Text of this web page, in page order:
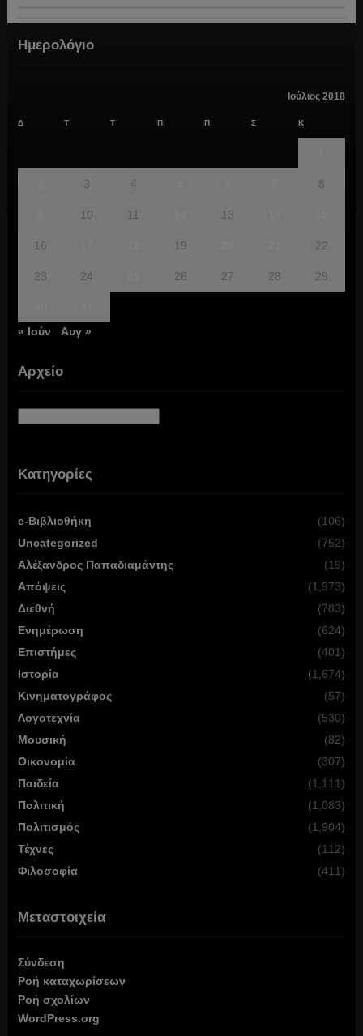
Ημερολόγιο
Ιούλιος 2018
Δ Τ Τ Π Π Σ Κ
3 4 8
10 11 13
16 19 22
23 24 26 27 28 29
« Ιούν
Αυγ »
Αρχείο
Κατηγορίες
e-Βιβλιοθήκη
(106)
Uncategorized
(752)
Αλέξανδρος Παπαδιαμάντης
(19)
Απόψεις
(1,973)
Διεθνή
(783)
Ενημέρωση
(624)
Επιστήμες
(401)
Ιστορία
(1,674)
Κινηματογράφος
(57)
Λογοτεχνία
(530)
Μουσική
(82)
Οικονομία
(307)
Παιδεία
(1,111)
Πολιτική
(1,083)
Πολιτισμός
(1,904)
Τέχνες
(112)
Φιλοσοφία
(411)
Μεταστοιχεία
Σύνδεση
Ροή καταχωρίσεων
Ροή σχολίων
WordPress.org